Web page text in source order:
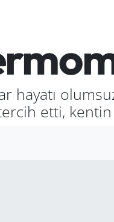
hayatı
tercih etti,